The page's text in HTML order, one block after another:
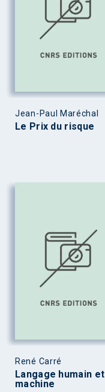
Jean-Paul Maréchal
Le Prix du risque
René Carré
Langage humain et
machine